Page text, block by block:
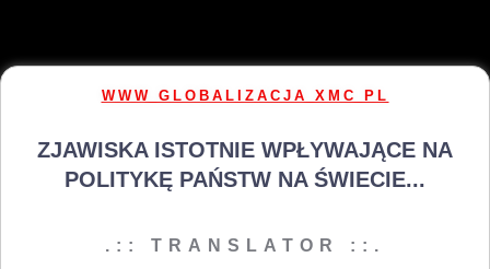
WWW GLOBALIZACJA XMC PL
ZJAWISKA ISTOTNIE WPŁYWAJĄCE NA
POLITYKĘ PAŃSTW NA ŚWIECIE...
.:: TRANSLATOR ::.